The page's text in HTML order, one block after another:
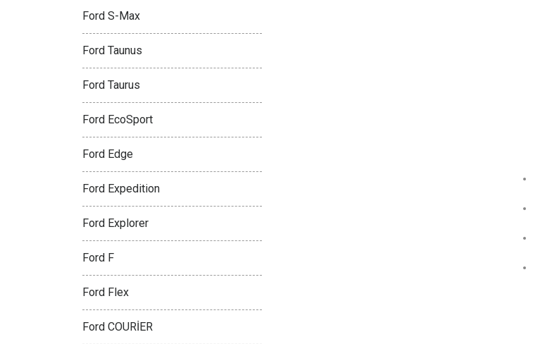
Ford S-Max
Ford Taunus
Ford Taurus
Ford EcoSport
Ford Edge
Ford Expedition
Ford Explorer
Ford F
Ford Flex
Ford COURİER